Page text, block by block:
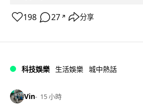
198 27 ↗ 分享
科技娛樂 生活娛樂 城中熱話
Vin 15 小時